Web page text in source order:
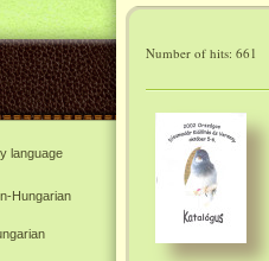
language
Hungarian
Number of hits: 661